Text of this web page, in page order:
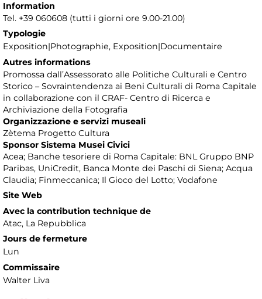
Information
Tel. +39 060608 (tutti i giorni ore 9.00-21.00)
Typologie
Exposition|Photographie, Exposition|Documentaire
Autres informations
Promossa dall’Assessorato alle Politiche Culturali e Centro
Storico – Sovraintendenza ai Beni Culturali di Roma Capitale
in collaborazione con il CRAF- Centro di Ricerca e
Archiviazione della Fotografia
Organizzazione e servizi museali
Zètema Progetto Cultura
Sponsor Sistema Musei Civici
Acea; Banche tesoriere di Roma Capitale: BNL Gruppo BNP
Paribas, UniCredit, Banca Monte dei Paschi di Siena; Acqua
Claudia; Finmeccanica; Il Gioco del Lotto; Vodafone
Site Web
Avec la contribution technique de
Atac, La Repubblica
Jours de fermeture
Lun
Commissaire
Walter Liva